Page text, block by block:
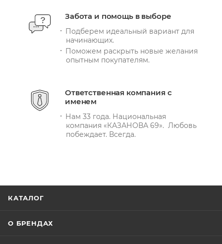
Забота и помощь в выборе
Подберем идеальный вариант для
начинающих.
Поможем раскрыть новые желания
опытным покупателям.
Ответственная компания с
именем
Нам 33 года. Национальная
компания «КАЗАНОВА 69». Любовь
побеждает. Всегда.
КАТАЛОГ
О БРЕНДАХ